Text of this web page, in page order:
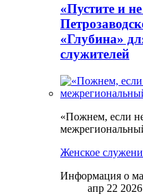
«Пустите и
«Глубина»
служителей
«Пожнем, если
Женское
Информация о
апр 22 2026